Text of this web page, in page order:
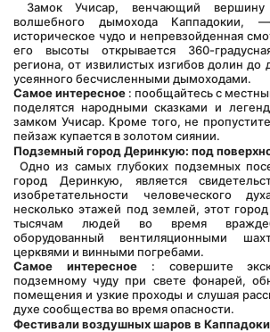
волшебного дымохода
историческое чудо и непревзойденная
его высоты открывается 360-
региона, от извилистых изгибов долин до
усеянного бесчисленными дымоходами.
Самое интересное : пообщайтесь с
поделятся народными сказками и
замком Учисар. Кроме того, не
пейзаж купается в золотом сиянии.
Подземный город Деринкую: под
город Деринкую, является
изобретательности человеческого
несколько этажей под землей, этот
тысячам людей во время
оборудованный вентиляционными
церквями и винными погребами.
Самое интересное : совершите
подземному чуду при свете фонарей,
помещения и узкие проходы и слушая
духе сообщества во время опасности.
Фестивали воздушных шаров в